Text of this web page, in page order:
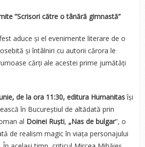
”Scrisori către o tânără gimnastă”
aduce și el evenimente literare de o
și întâlniri cu autorii cărora le
cărți ale acestei prime jumătăți
de la ora 11:30, editura Humanitasîși
în Bucureștiul de altădată prin
al Doinei Ruști, „Nas de bulgar”, o
de realism magic în viața personajului